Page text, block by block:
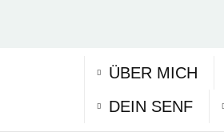
ÜBER MICH
DEIN SENF